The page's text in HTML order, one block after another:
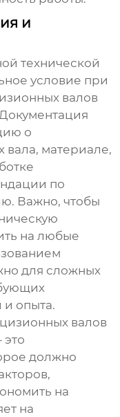
и
технической
условие при
валов
о
вала, материале,
по
Важно, чтобы
на любые
для сложных
опыта.
валов
это
должно
на
на